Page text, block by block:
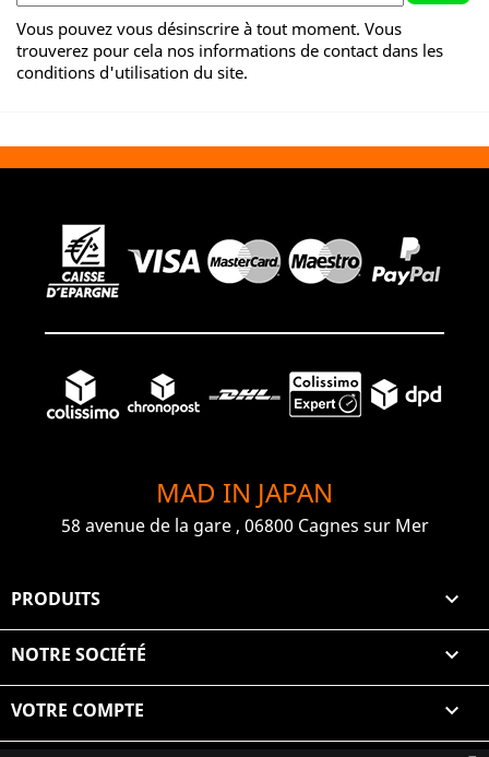
Vous pouvez vous désinscrire à tout moment. Vous
trouverez pour cela nos informations de contact dans les
conditions d'utilisation du site.
MAD IN JAPAN
58 avenue de la gare , 06800 Cagnes sur Mer
PRODUITS 
NOTRE SOCIÉTÉ 
VOTRE COMPTE 